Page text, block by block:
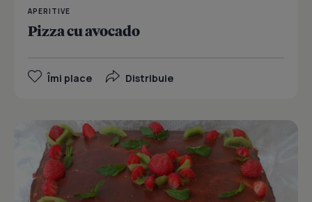
APERITIVE
Pizza cu avocado
Îmi place Distribuie